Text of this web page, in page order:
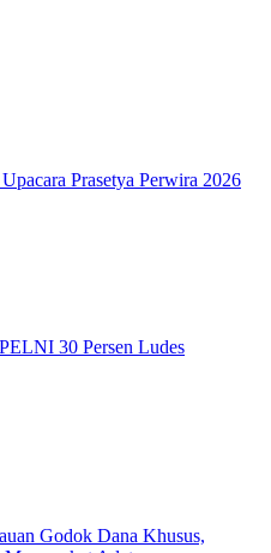
Prasetya Perwira 2026
30 Persen Ludes
Godok Dana Khusus,